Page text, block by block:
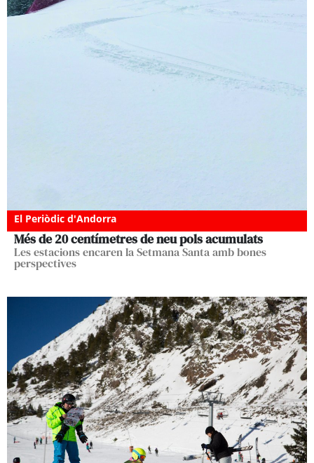
El Periòdic d'Andorra
Més de 20 centímetres de neu pols acumulats
Les estacions encaren la Setmana Santa amb bones
perspectives